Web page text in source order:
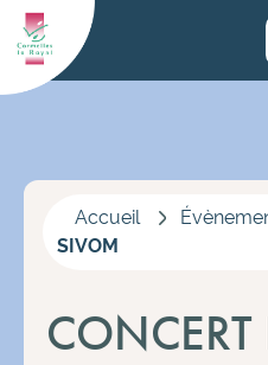
Accueil
SIVOM